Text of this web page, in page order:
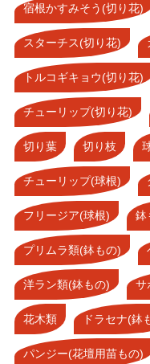
宿根かすみそう(切り花)
スターチス(切り花)
トルコギキョウ(切り花)
チューリップ(切り花)
切り葉 切り枝
チューリップ(球根)
フリージア(球根) 鉢
プリムラ類(鉢もの)
洋ラン類(鉢もの) サ
花木類 ドラセナ(鉢
パンジー(花壇用苗もの)